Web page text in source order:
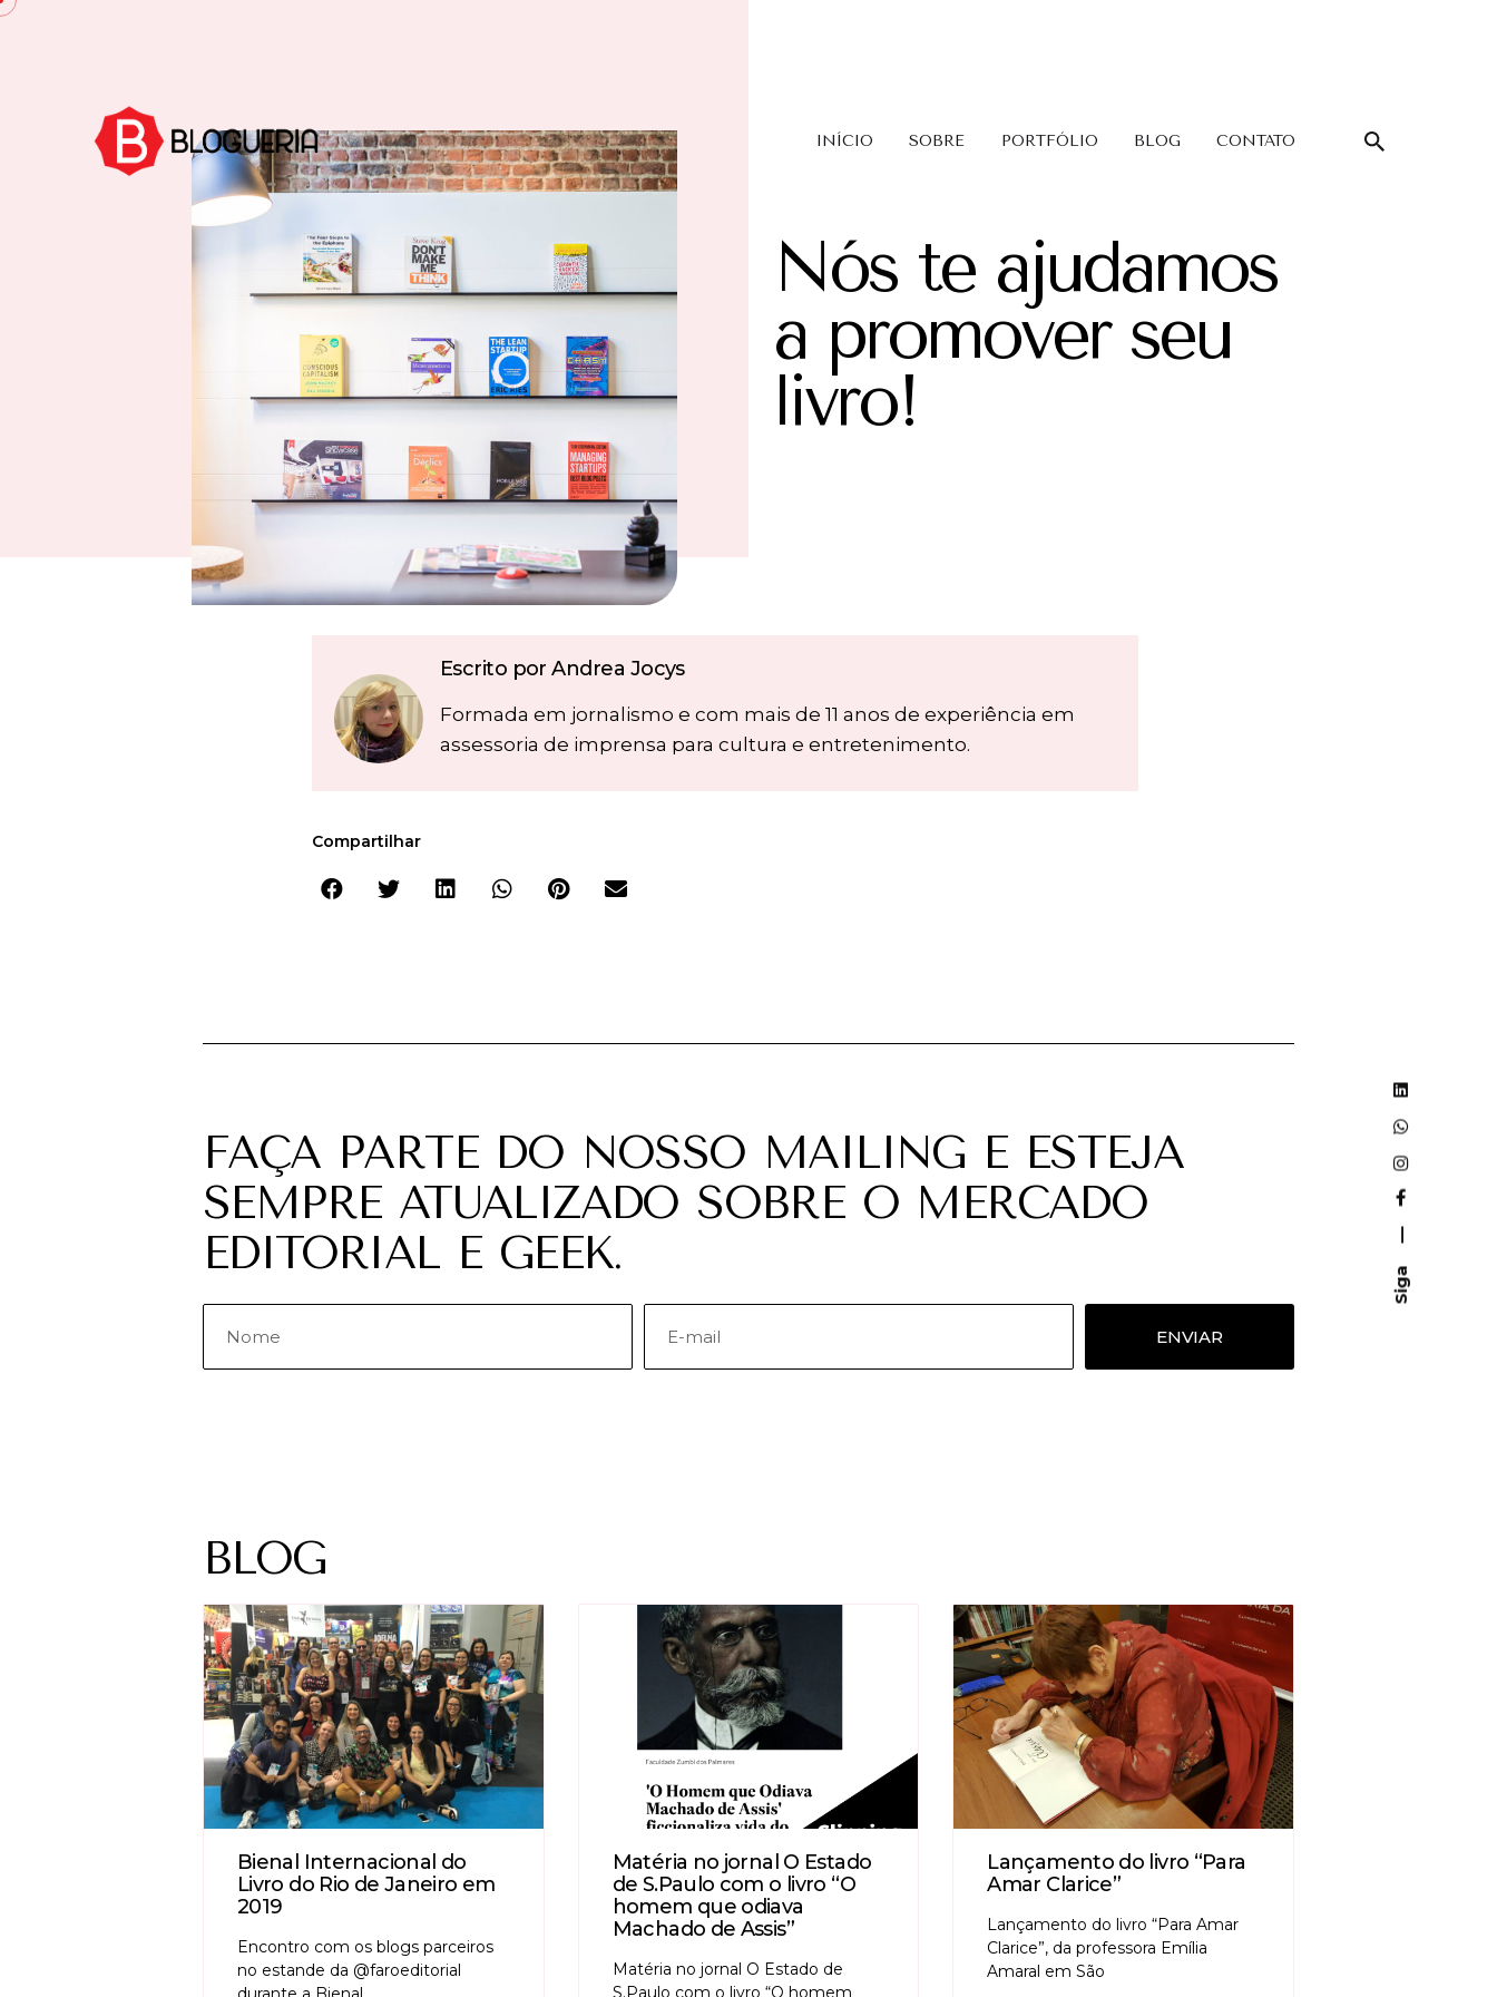
Siga
INÍCIO SOBRE PORTFÓLIO BLOG CONTATO
Nós te ajudamos
a promover seu
livro!
Escrito por Andrea Jocys
Formada em jornalismo e com mais de 11 anos de experiência em
assessoria de imprensa para cultura e entretenimento.
Compartilhar
FAÇA PARTE DO NOSSO MAILING E ESTEJA
SEMPRE ATUALIZADO SOBRE O MERCADO
EDITORIAL E GEEK.
ENVIAR
BLOG
Bienal Internacional do
Livro do Rio de Janeiro em
2019
Encontro com os blogs parceiros
no estande da @faroeditorial
Matéria no jornal O Estado
de S.Paulo com o livro “O
homem que odiava
Machado de Assis”
Matéria no jornal O Estado de
S.Paulo com o livro “O homem
Lançamento do livro “Para
Amar Clarice”
Lançamento do livro “Para Amar
Clarice”, da professora Emília
Amaral em São